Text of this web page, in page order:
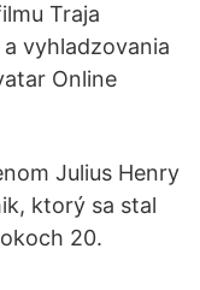
Traja
vyhladzovania
Online
Julius Henry
ktorý sa stal
20.